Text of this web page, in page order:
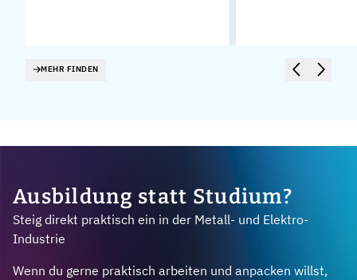
MEHR FINDEN
Ausbildung statt Studium?
Steig direkt praktisch ein in der Metall- und Elektro-
Industrie
Wenn du gerne praktisch arbeiten und anpacken willst,